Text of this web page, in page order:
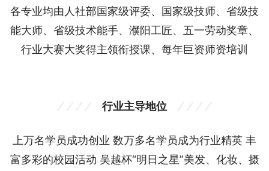
各专业均由人社部国家级评委、国家级技师、省级技
能大师、省级技术能手、濮阳工匠、五一劳动奖章、
行业大赛大奖得主领衔授课、每年巨资师资培训
行业主导地位
上万名学员成功创业 数万多名学员成为行业精英 丰
富多彩的校园活动 吴越杯“明日之星”美发、化妆、摄